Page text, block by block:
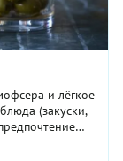
и лёгкое
(закуски,